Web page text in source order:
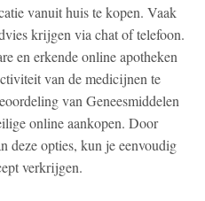
vanuit huis te kopen. Vaak
krijgen via chat of telefoon.
en erkende online apotheken
van de medicijnen te
van Geneesmiddelen
online aankopen. Door
deze opties, kun je eenvoudig
verkrijgen.